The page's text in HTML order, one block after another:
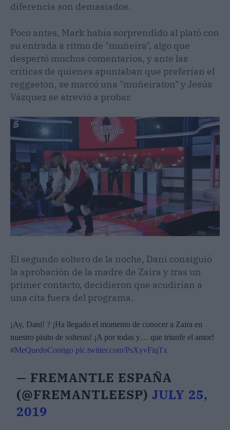
diferencia son demasiados.
Poco antes, Mark había sorprendido al plató con
su entrada a ritmo de "muñeira", algo que
despertó muchos comentarios, y ante las
críticas de quienes apuntaban que preferían el
reggaeton, se marcó una "muñeiraton" y Jesús
Vázquez se atrevió a probar.
El segundo soltero de la noche, Dani consiguió
la aprobación de la madre de Zaira y tras un
primer contacto, decidieron que acudirían a
una cita fuera del programa.
¡Ay, Dani! ? ¡Ha llegado el momento de conocer a Zaira en
nuestro pisito de solteras! ¡A por todas y… que triunfe el amor!
#MeQuedoContigo pic.twitter.com/PsXyvFiqTx
— FREMANTLE ESPAÑA
(@FREMANTLEESP)JULY 25,
2019